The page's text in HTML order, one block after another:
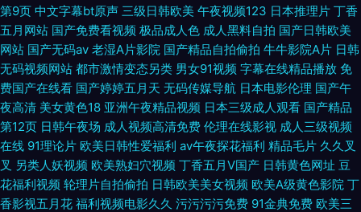
第9页 中文字幕bt原声 三级日韩欧美 午夜视频123 日本推理片 丁香
五月网站 国产免费看视频 极品成人色 成人黑料自拍 国产日韩欧美
网站 国产无码av 老湿A片影院 国产精品自拍偷拍 牛牛影院A片 日韩
无码视频网站 都市激情变态另类 男女91视频 字幕在线精品播放 免
费国产在线看 国产婷婷五月天 无码传媒导航 日本电影伦理 国产午
夜高清 美女黄色18 亚洲午夜精品视频 日本三级成人观看 国产精品
第12页 日韩午夜场 成人视频高清免费 伦理在线影视 成人三级视频
在线 91理论片 欧美日韩性爱福利 av午夜探花福利 精品毛片 久久叉
叉 另类人妖视频 欧美熟妇穴视频 丁香五月V国产 日韩黄色网址 豆
花福利视频 轮理片自拍偷拍 日韩欧美美女视频 欧美A级黄色影院 丁
香影视五月花 福利视频电影久久 污污污污免费 91金典免费 欧美三